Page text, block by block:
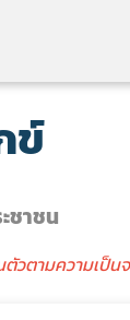
ข์
ชาชน
วตามความเป็น